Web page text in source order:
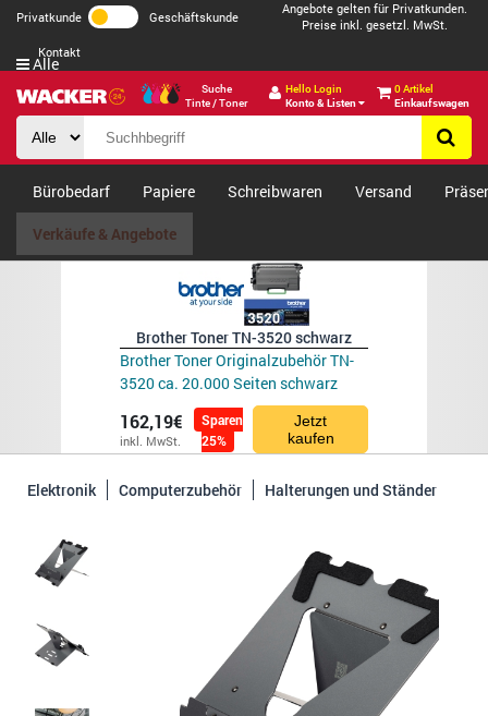
Privatkunde Geschäftskunde
Angebote gelten für Privatkunden.
Preise inkl. gesetzl. MwSt.
Kontakt
Suche
Tinte / Toner
Hello Login
Konto & Listen
0 Artikel
Einkaufswagen
Alle
Bürobedarf Papiere Schreibwaren Versand
Verkäufe & Angebote
Brother Toner TN-3520 schwarz
Brother Toner Originalzubehör TN-
3520 ca. 20.000 Seiten schwarz
162,19€
inkl. MwSt.
Sparen
25%
Jetzt
kaufen
Elektronik Computerzubehör Halterungen und Ständer